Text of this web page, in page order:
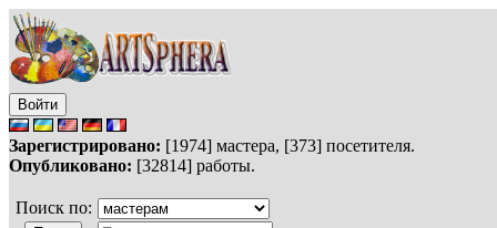
Войти
Зарегистрировано: [1974] мастера, [373] посетителя.
Опубликовано: [32814] работы.
Поиск по: